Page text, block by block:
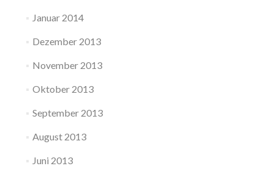
Januar 2014
Dezember 2013
November 2013
Oktober 2013
September 2013
August 2013
Juni 2013